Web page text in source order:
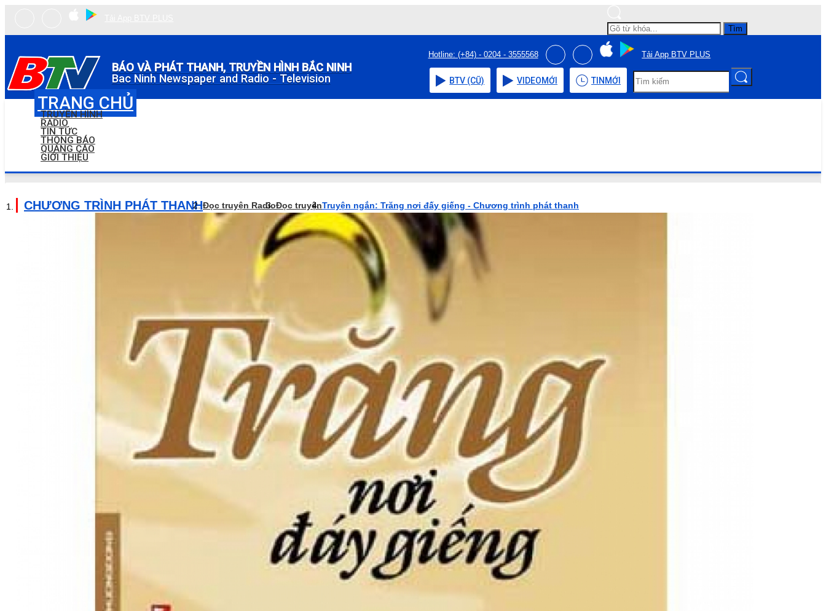
Tìm
BÁO VÀ PHÁT THANH, TRUYỀN HÌNH BẮC NINH
Bac Ninh Newspaper and Radio - Television
Hotline: (+84) - 0204 - 3555568 Tải App BTV PLUS
BTV (CŨ) VIDEOMỚI TIN MỚI
TRANG CHỦ
TRUYỀN HÌNH
RADIO
TIN TỨC
THÔNG BÁO
QUẢNG CÁO
GIỚI THIỆU
CHƯƠNG TRÌNH PHÁT THANHĐọc truyện RadioĐọc truyệnTruyện ngắn: Trăng nơi đấy giếng - Chương trình phát thanh